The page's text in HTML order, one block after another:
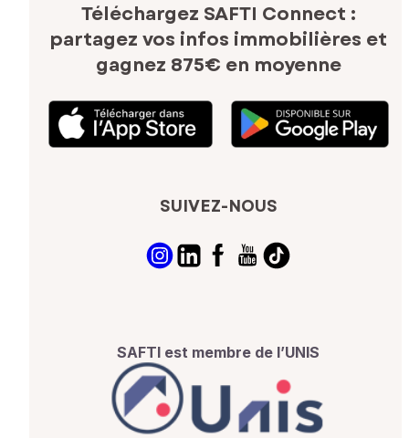
Téléchargez SAFTI Connect :
partagez vos infos immobilières et
gagnez 875€ en moyenne
SUIVEZ-NOUS
SAFTI est membre de l’UNIS